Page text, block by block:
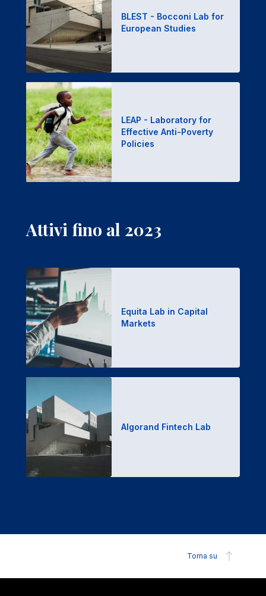
BLEST - Bocconi Lab for
European Studies
LEAP - Laboratory for
Effective Anti-Poverty
Policies
Attivi fino al 2023
Equita Lab in Capital
Markets
Algorand Fintech Lab
Torna su